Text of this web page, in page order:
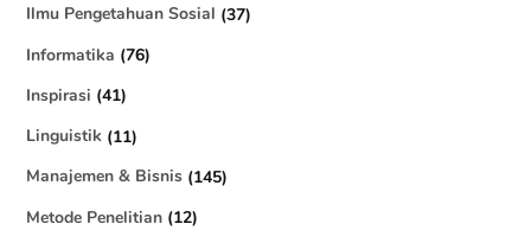
Ilmu Pengetahuan Sosial (37)
Informatika (76)
Inspirasi (41)
Linguistik (11)
Manajemen & Bisnis (145)
Metode Penelitian (12)